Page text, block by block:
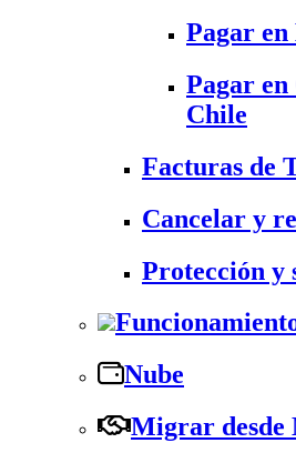
Pagar
Pagar
Chile
Facturas de
Cancelar y
Protección y
Nube
Migrar desde